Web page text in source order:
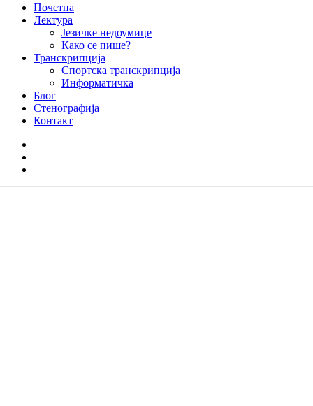
Close
Menu
Почетна
Лектура
Језичке недоумице
Како се пише?
Транскрипција
Спортска транскрипција
Информатичка
Блог
Стенографија
Контакт